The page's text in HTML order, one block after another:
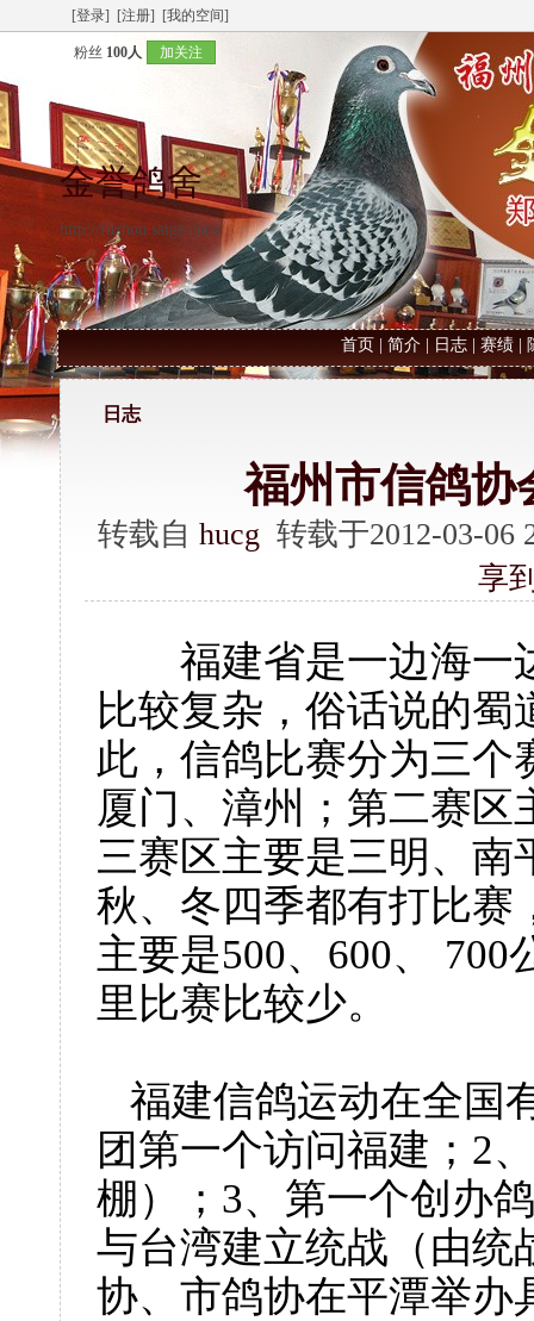
[登录] [注册] [我的空间]
粉丝 100人 加关注
金誉鸽舍
http://fuzhou.saige.com/
首页 简介| 日志| 赛绩|
日志
福州市信鸽协
转载自 hucg 转载于2012-03-
享
福建省是一边海一
比较复杂，俗话说的
此，信鸽比赛分为三
厦门、漳州；第二赛
三赛区主要是三明、南
秋、冬四季都有打比赛
主要是500、 600、 700
里 比赛比较少。
福建信鸽运动在全国
团第一个访问福建； 2
棚）； 3、第一个创办
与台湾建立统战（由统
协、市鸽协在平潭举办